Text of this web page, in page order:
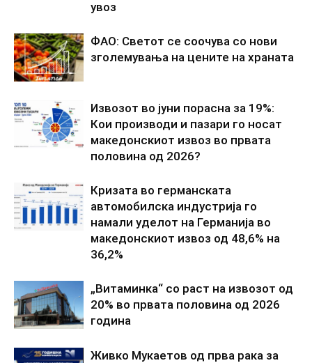
увоз
ФАО: Светот се соочува со нови
зголемувања на цените на храната
Извозот во јуни порасна за 19%:
Кои производи и пазари го носат
македонскиот извоз во првата
половина од 2026?
Кризата во германската
автомобилска индустрија го
намали уделот на Германија во
македонскиот извоз од 48,6% на
36,2%
„Витаминка“ со раст на извозот од
20% во првата половина од 2026
година
Живко Мукаетов од прва рака за